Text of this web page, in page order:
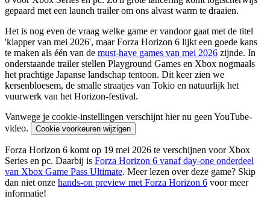
gepaard met een launch trailer om ons alvast warm te draaien.
Het is nog even de vraag welke game er vandoor gaat met de titel
'klapper van mei 2026', maar Forza Horizon 6 lijkt een goede kans
te maken als één van de must-have games van mei 2026 zijnde. In
onderstaande trailer stellen Playground Games en Xbox nogmaals
het prachtige Japanse landschap tentoon. Dit keer zien we
kersenbloesem, de smalle straatjes van Tokio en natuurlijk het
vuurwerk van het Horizon-festival.
Vanwege je cookie-instellingen verschijnt hier nu geen YouTube-
video.
Cookie voorkeuren wijzigen
Forza Horizon 6 komt op 19 mei 2026 te verschijnen voor Xbox
Series en pc. Daarbij is Forza Horizon 6 vanaf day-one onderdeel
van Xbox Game Pass Ultimate. Meer lezen over deze game? Skip
dan niet onze hands-on preview met Forza Horizon 6 voor meer
informatie!